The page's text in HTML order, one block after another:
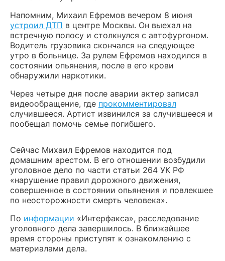
Напомним, Михаил Ефремов вечером 8 июня
устроил ДТП в центре Москвы. Он выехал на
встречную полосу и столкнулся с автофургоном.
Водитель грузовика скончался на следующее
утро в больнице. За рулем Ефремов находился в
состоянии опьянения, после в его крови
обнаружили наркотики.
Через четыре дня после аварии актер записал
видеообращение, где прокомментировал
случившееся. Артист извинился за случившееся и
пообещал помочь семье погибшего.
Сейчас Михаил Ефремов находится под
домашним арестом. В его отношении возбудили
уголовное дело по части статьи 264 УК РФ
«нарушение правил дорожного движения,
совершенное в состоянии опьянения и повлекшее
по неосторожности смерть человека».
По информации «Интерфакса», расследование
уголовного дела завершилось. В ближайшее
время стороны приступят к ознакомлению с
материалами дела.